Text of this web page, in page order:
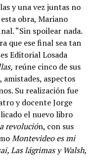
y una vez juntas no
obra, Mariano
“Sin spoilear nada.
que ese final sea tan
Editorial Losada
reúne cinco de sus
aspectos
Su realización fue
y docente Jorge
el nuevo libro
revolución, con sus
Montevideo es mi
Las lágrimas y Walsh,